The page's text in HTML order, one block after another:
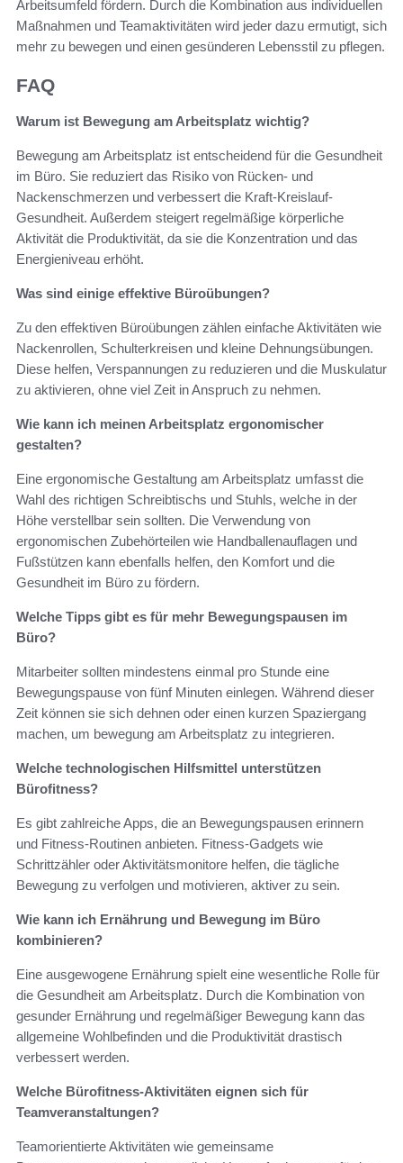
Arbeitsumfeld fördern. Durch die Kombination aus individuellen
Maßnahmen und Teamaktivitäten wird jeder dazu ermutigt, sich
mehr zu bewegen und einen gesünderen Lebensstil zu pflegen.
FAQ
Warum ist Bewegung am Arbeitsplatz wichtig?
Bewegung am Arbeitsplatz ist entscheidend für die Gesundheit
im Büro. Sie reduziert das Risiko von Rücken- und
Nackenschmerzen und verbessert die Kraft-Kreislauf-
Gesundheit. Außerdem steigert regelmäßige körperliche
Aktivität die Produktivität, da sie die Konzentration und das
Energieniveau erhöht.
Was sind einige effektive Büroübungen?
Zu den effektiven Büroübungen zählen einfache Aktivitäten wie
Nackenrollen, Schulterkreisen und kleine Dehnungsübungen.
Diese helfen, Verspannungen zu reduzieren und die Muskulatur
zu aktivieren, ohne viel Zeit in Anspruch zu nehmen.
Wie kann ich meinen Arbeitsplatz ergonomischer
gestalten?
Eine ergonomische Gestaltung am Arbeitsplatz umfasst die
Wahl des richtigen Schreibtischs und Stuhls, welche in der
Höhe verstellbar sein sollten. Die Verwendung von
ergonomischen Zubehörteilen wie Handballenauflagen und
Fußstützen kann ebenfalls helfen, den Komfort und die
Gesundheit im Büro zu fördern.
Welche Tipps gibt es für mehr Bewegungspausen im
Büro?
Mitarbeiter sollten mindestens einmal pro Stunde eine
Bewegungspause von fünf Minuten einlegen. Während dieser
Zeit können sie sich dehnen oder einen kurzen Spaziergang
machen, um bewegung am Arbeitsplatz zu integrieren.
Welche technologischen Hilfsmittel unterstützen
Bürofitness?
Es gibt zahlreiche Apps, die an Bewegungspausen erinnern
und Fitness-Routinen anbieten. Fitness-Gadgets wie
Schrittzähler oder Aktivitätsmonitore helfen, die tägliche
Bewegung zu verfolgen und motivieren, aktiver zu sein.
Wie kann ich Ernährung und Bewegung im Büro
kombinieren?
Eine ausgewogene Ernährung spielt eine wesentliche Rolle für
die Gesundheit am Arbeitsplatz. Durch die Kombination von
gesunder Ernährung und regelmäßiger Bewegung kann das
allgemeine Wohlbefinden und die Produktivität drastisch
verbessert werden.
Welche Bürofitness-Aktivitäten eignen sich für
Teamveranstaltungen?
Teamorientierte Aktivitäten wie gemeinsame